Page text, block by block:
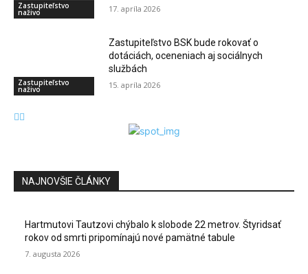
Zastupiteľstvo
naživo 17. apríla 2026
Zastupiteľstvo
naživo
Zastupiteľstvo BSK bude rokovať o
dotáciách, oceneniach aj sociálnych
službách
15. apríla 2026
NAJNOVŠIE ČLÁNKY
Hartmutovi Tautzovi chýbalo k slobode 22 metrov. Štyridsať
rokov od smrti pripomínajú nové pamätné tabule
7. augusta 2026